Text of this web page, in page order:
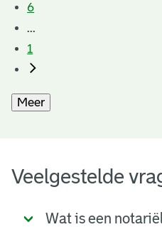
6
...
1
Meer
Veelgestelde
Wat is een